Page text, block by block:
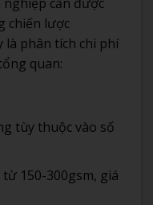
chiến lược
phân tích chi phí
quan:
tùy thuộc vào số
từ 150-300gsm, giá